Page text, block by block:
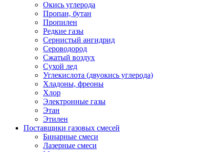
Окись углерода
Пропан, бутан
Пропилен
Редкие газы
Сернистый ангидрид
Сероводород
Сжатый воздух
Сухой лед
Углекислота (двуокись углерода)
Хладоны, фреоны
Хлор
Электронные газы
Этан
Этилен
Поставщики газовых смесей
Бинарные смеси
Лазерные смеси